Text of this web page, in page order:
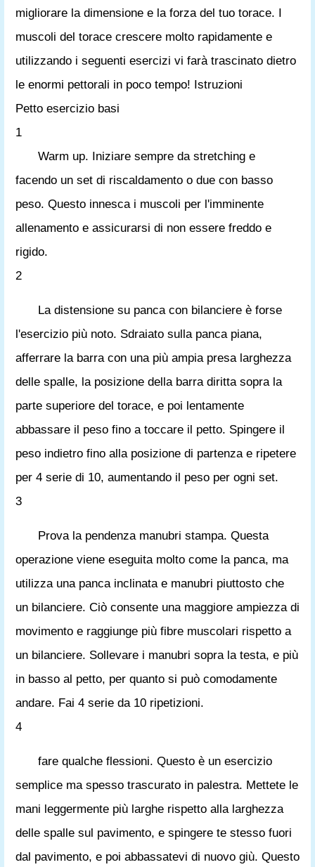
migliorare la dimensione e la forza del tuo torace. I
muscoli del torace crescere molto rapidamente e
utilizzando i seguenti esercizi vi farà trascinato dietro
le enormi pettorali in poco tempo! Istruzioni
Petto esercizio basi
1
Warm up. Iniziare sempre da stretching e
facendo un set di riscaldamento o due con basso
peso. Questo innesca i muscoli per l'imminente
allenamento e assicurarsi di non essere freddo e
rigido.
2
La distensione su panca con bilanciere è forse
l'esercizio più noto. Sdraiato sulla panca piana,
afferrare la barra con una più ampia presa larghezza
delle spalle, la posizione della barra diritta sopra la
parte superiore del torace, e poi lentamente
abbassare il peso fino a toccare il petto. Spingere il
peso indietro fino alla posizione di partenza e ripetere
per 4 serie di 10, aumentando il peso per ogni set.
3
Prova la pendenza manubri stampa. Questa
operazione viene eseguita molto come la panca, ma
utilizza una panca inclinata e manubri piuttosto che
un bilanciere. Ciò consente una maggiore ampiezza di
movimento e raggiunge più fibre muscolari rispetto a
un bilanciere. Sollevare i manubri sopra la testa, e più
in basso al petto, per quanto si può comodamente
andare. Fai 4 serie da 10 ripetizioni.
4
fare qualche flessioni. Questo è un esercizio
semplice ma spesso trascurato in palestra. Mettete le
mani leggermente più larghe rispetto alla larghezza
delle spalle sul pavimento, e spingere te stesso fuori
dal pavimento, e poi abbassatevi di nuovo giù. Questo